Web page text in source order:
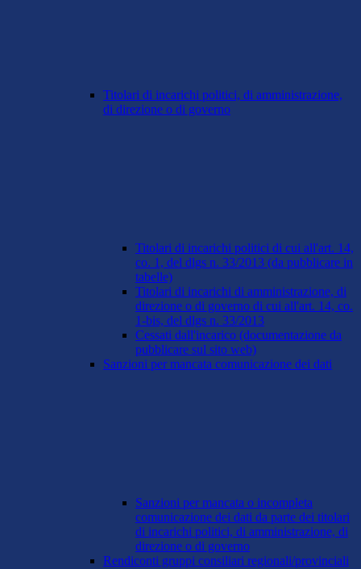
Titolari di incarichi politici, di amministrazione,
di direzione o di governo
Titolari di incarichi politici di cui all'art. 14,
co. 1, del dlgs n. 33/2013 (da pubblicare in
tabelle)
Titolari di incarichi di amministrazione, di
direzione o di governo di cui all'art. 14, co.
1-bis, del dlgs n. 33/2013
Cessati dall'incarico (documentazione da
pubblicare sul sito web)
Sanzioni per mancata comunicazione dei dati
Sanzioni per mancata o incompleta
comunicazione dei dati da parte dei titolari
di incarichi politici, di amministrazione, di
direzione o di governo
Rendiconti gruppi consiliari regionali/provinciali